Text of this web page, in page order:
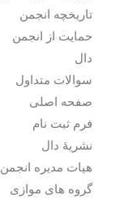
تاریخچه انجمن
حمایت از انجمن
دال
سوالات متداول
صفحه اصلی
فرم ثبت نام
نشریۀ دال
هیات مدیره انجمن
گروه های موازی